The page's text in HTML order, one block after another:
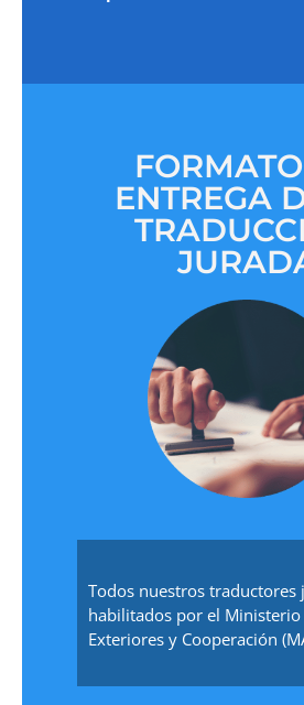
ENTREGA
Todos nuestros traductores
habilitados por el Ministerio
Exteriores y Cooperación